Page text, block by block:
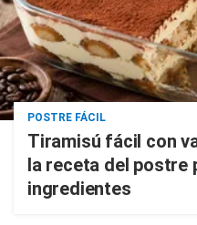
POSTRE FÁCIL
Tiramisú fácil con
la receta del postre
ingredientes